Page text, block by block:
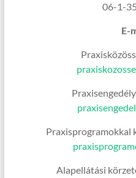
06-1-
E-
Praxisprogramokkal
Alapellátási